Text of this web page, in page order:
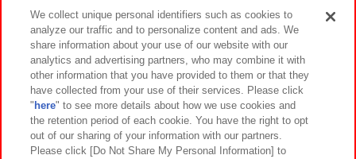
イベント・キャンペーン
関連会社 サステナビリティ サイトポリシー
プライバシーポリシー ウェブアクセシビリティ方針と検証結果
We collect unique personal identifiers such as cookies to
analyze our traffic and to personalize content and ads. We
share information about your use of our website with our
analytics and advertising partners, who may combine it with
other information that you have provided to them or that they
have collected from your use of their services. Please click
" here" to see more details about how we use cookies and
the retention period of each cookie. You have the right to opt
out of our sharing of your information with our partners.
Please click [Do Not Share My Personal Information] to